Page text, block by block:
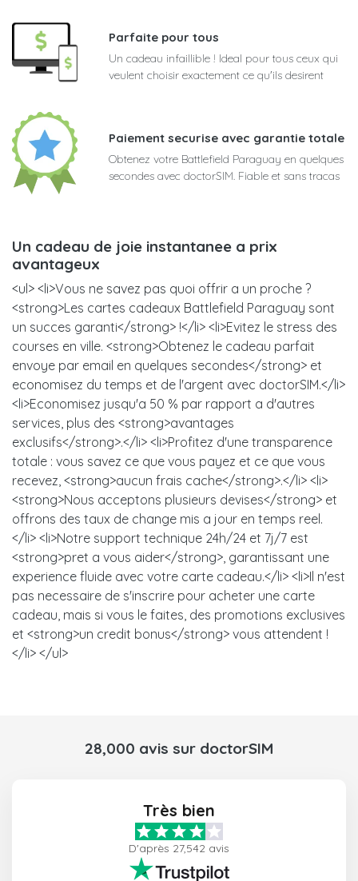
Parfaite pour tous
Un cadeau infaillible ! Ideal pour tous ceux qui
veulent choisir exactement ce qu'ils desirent
Paiement securise avec garantie totale
Obtenez votre Battlefield Paraguay en quelques
secondes avec doctorSIM. Fiable et sans tracas
Un cadeau de joie instantanee a prix
avantageux
<ul> <li>Vous ne savez pas quoi offrir a un proche ?
<strong>Les cartes cadeaux Battlefield Paraguay sont
un succes garanti</strong> !</li> <li>Evitez le stress des
courses en ville. <strong>Obtenez le cadeau parfait
envoye par email en quelques secondes</strong> et
economisez du temps et de l'argent avec doctorSIM.</li>
<li>Economisez jusqu'a 50 % par rapport a d'autres
services, plus des <strong>avantages
exclusifs</strong>.</li> <li>Profitez d'une transparence
totale : vous savez ce que vous payez et ce que vous
recevez, <strong>aucun frais cache</strong>.</li> <li>
<strong>Nous acceptons plusieurs devises</strong> et
offrons des taux de change mis a jour en temps reel.
</li> <li>Notre support technique 24h/24 et 7j/7 est
<strong>pret a vous aider</strong>, garantissant une
experience fluide avec votre carte cadeau.</li> <li>Il n'est
pas necessaire de s'inscrire pour acheter une carte
cadeau, mais si vous le faites, des promotions exclusives
et <strong>un credit bonus</strong> vous attendent !
</li> </ul>
28,000 avis sur doctorSIM
Très bien
D'après 27,542 avis